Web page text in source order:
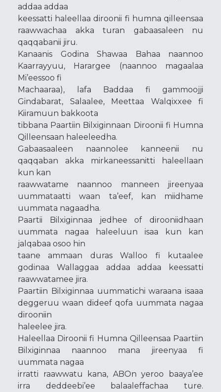
addaa addaa
keessatti haleellaa diroonii fi humna qilleensaa
raawwachaa akka turan gabaasaleen nu
qaqqabanii jiru.
Kanaanis Godina Shawaa Bahaa naannoo
Kaarrayyuu, Harargee (naannoo magaalaa
Mi’eessoo fi
Machaaraa), lafa Baddaa fi gammoojji
Gindabarat, Salaalee, Meettaa Walqixxee fi
Kiiramuun bakkoota
tibbana Paartiin Bilxiginnaan Diroonii fi Humna
Qilleensaan haleeleedha.
Gabaasaaleen naannolee kanneenii nu
qaqqaban akka mirkaneessanitti haleellaan
kun kan
raawwatame naannoo manneen jireenyaa
uummataatti waan ta’eef, kan miidhame
uummata nagaadha.
Paartii Bilxiginnaa jedhee of dirooniidhaan
uummata nagaa haleeluun isaa kun kan
jalqabaa osoo hin
taane ammaan duras Walloo fi kutaalee
godinaa Wallaggaa addaa addaa keessatti
raawwatamee jira.
Paartiin Bilxiginnaa uummatichi waraana isaaa
deggeruu waan dideef qofa uummata nagaa
dirooniin
haleelee jira.
Haleellaa Diroonii fi Humna Qilleensaa Paartiin
Bilxiginnaa naannoo mana jireenyaa fi
uummata nagaa
irratti raawwatu kana, ABOn yeroo baaya’ee
irra deddeebi’ee balaaleffachaa ture.